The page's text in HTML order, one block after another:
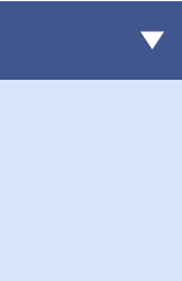
体，这算不算是猥